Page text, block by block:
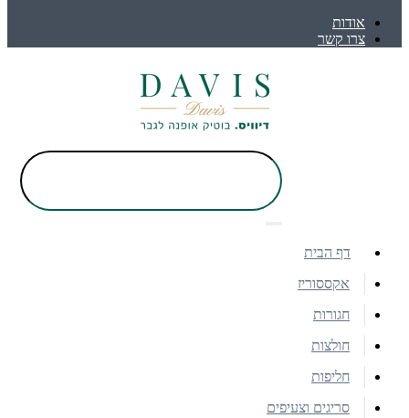
אודות
צרו קשר
דף הבית
אקססוריז
חגורות
חולצות
חליפות
סריגים וצעיפים